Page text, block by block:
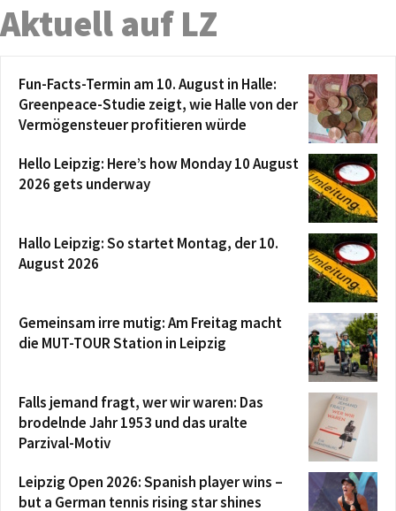
Aktuell auf LZ
Fun-Facts-Termin am 10. August in Halle:
Greenpeace-Studie zeigt, wie Halle von der
Vermögensteuer profitieren würde
Hello Leipzig: Here’s how Monday 10 August
2026 gets underway
Hallo Leipzig: So startet Montag, der 10.
August 2026
Gemeinsam irre mutig: Am Freitag macht
die MUT-TOUR Station in Leipzig
Falls jemand fragt, wer wir waren: Das
brodelnde Jahr 1953 und das uralte
Parzival-Motiv
Leipzig Open 2026: Spanish player wins –
but a German tennis rising star shines